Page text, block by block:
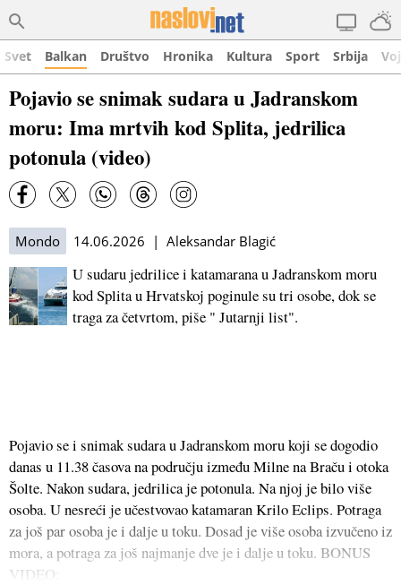
Svet Balkan Društvo Hronika Kultura Sport Srbija
Pojavio se snimak sudara u Jadranskom
moru: Ima mrtvih kod Splita, jedrilica
potonula (video)
Mondo 14.06.2026 | Aleksandar Blagić
U sudaru jedrilice i katamarana u Jadranskom moru
kod Splita u Hrvatskoj poginule su tri osobe, dok se
traga za četvrtom, piše " Jutarnji list".
Pojavio se i snimak sudara u Jadranskom moru koji se dogodio
danas u 11.38 časova na području između Milne na Braču i otoka
Šolte. Nakon sudara, jedrilica je potonula. Na njoj je bilo više
osoba. U nesreći je učestvovao katamaran Krilo Eclips. Potraga
za još par osoba je i dalje u toku. Dosad je više osoba izvučeno iz
mora, a potraga za još najmanje dve je i dalje u toku. BONUS
VIDEO: